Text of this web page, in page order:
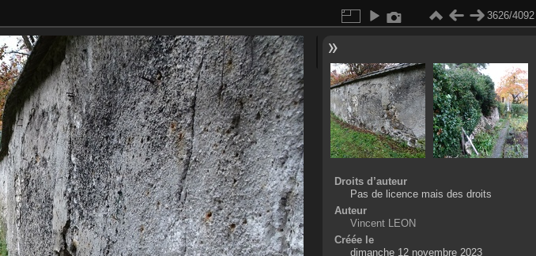
3626/4092
Droits d’auteur
Pas de licence mais des droits
Auteur
Vincent LEON
Créée le
dimanche 12 novembre 2023